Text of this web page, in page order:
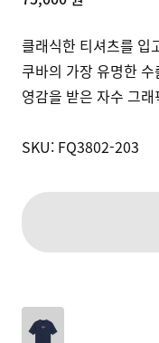
클래식한 티셔츠를 입
쿠바의 가장 유명한
영감을 받은 자수 그
SKU: FQ3802-203